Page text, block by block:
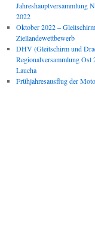
Jahreshauptversammlung
2022
Oktober 2022 –
Ziellandewettbewerb
DHV (Gleitschirm und
Regionalversammlung Ost
Laucha
Frühjahresausflug der